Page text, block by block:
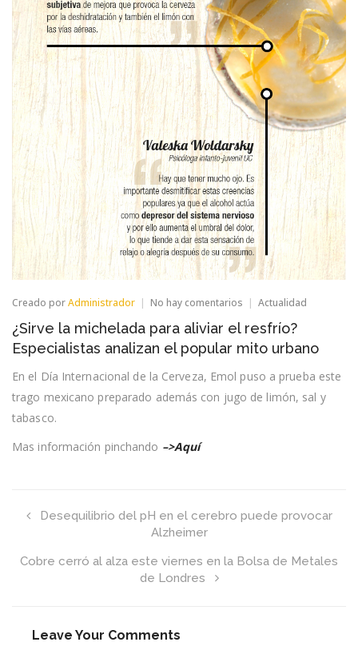
Creado porAdministrador No hay comentarios en
la
michelada
para
el
resfrío?
Actualidad
¿Sirve la michelada para aliviar el resfrío?
Especialistas analizan el popular mito urbano
En el Día Internacional de la Cerveza, Emol puso a prueba este
trago mexicano preparado además con jugo de limón, sal y
tabasco.
Mas información pinchando –>Aquí
Desequilibrio del pH en el cerebro puede provocar
Alzheimer
Cobre cerró al alza este viernes en la Bolsa de Metales
de Londres
Leave Your Comments